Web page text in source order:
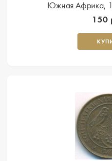
Южная Африка,
150